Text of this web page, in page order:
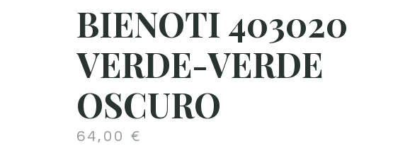
BIENOTI 403020
VERDE-VERDE
OSCURO
64,00 €